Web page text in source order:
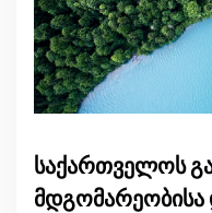
საქართველოს
მდგომარეობისა